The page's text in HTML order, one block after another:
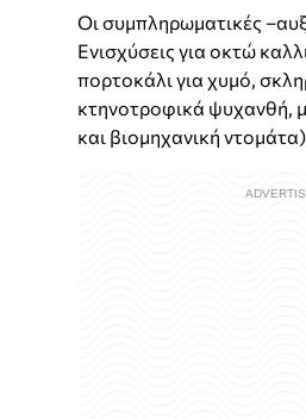
Οι συμπληρωματικές
Ενισχύσεις για οκτώ
πορτοκάλι για χυμό,
κτηνοτροφικά ψυχανθή,
και βιομηχανική